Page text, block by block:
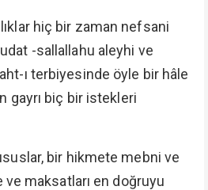
hiç bir zaman nefsani
-sallallahu aleyhi ve
ı terbiyesinde öyle bir hâle
gayrı biç bir istekleri
bir hikmete mebni ve
ve maksatları en doğruyu